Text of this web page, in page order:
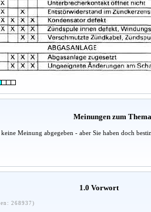
Meinungen zum Thema
Meinung abgegeben - aber Sie haben doch
1.0 Vorwort
268937)